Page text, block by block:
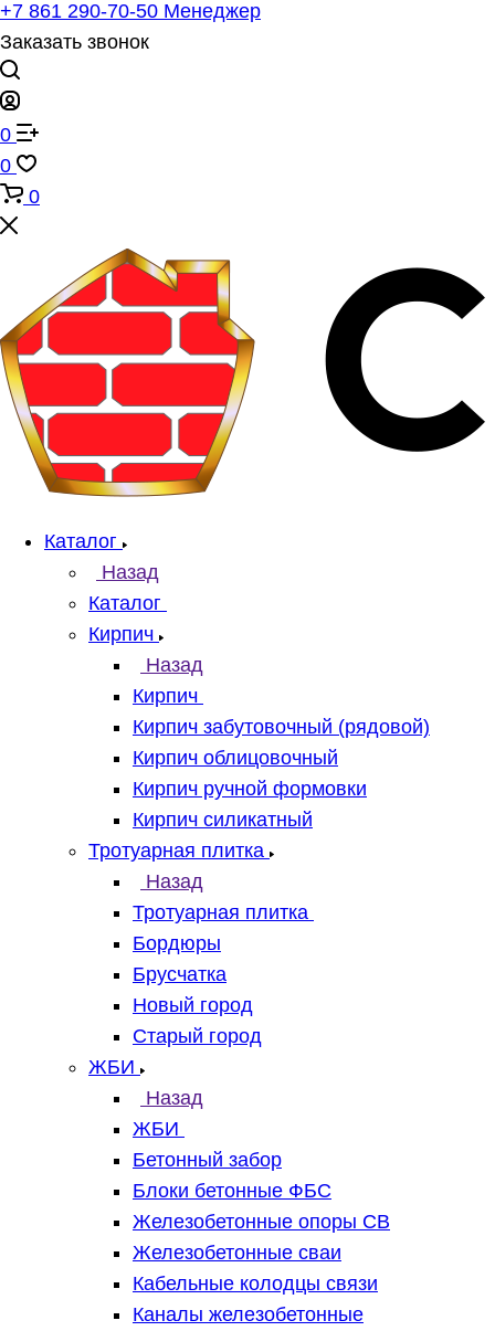
+7 861 290-70-50 Менеджер
Заказать звонок
0
0
0
Каталог
Назад
Каталог
Кирпич
Назад
Кирпич
Кирпич забутовочный (рядовой)
Кирпич облицовочный
Кирпич ручной формовки
Кирпич силикатный
Тротуарная плитка
Назад
Тротуарная плитка
Бордюры
Брусчатка
Новый город
Старый город
ЖБИ
Назад
ЖБИ
Бетонный забор
Блоки бетонные ФБС
Железобетонные опоры СВ
Железобетонные сваи
Кабельные колодцы связи
Каналы железобетонные